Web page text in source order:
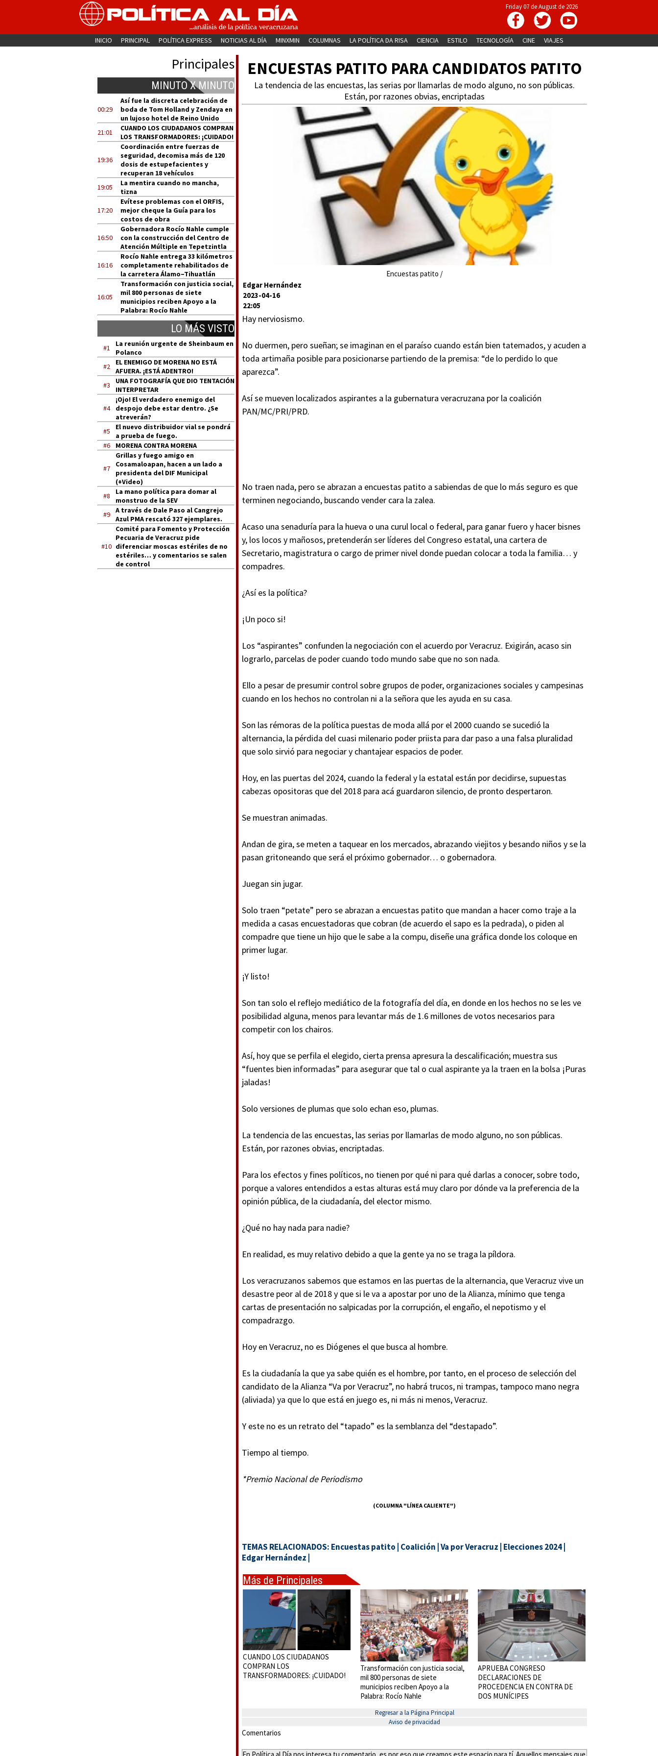
Friday 07 de August de 2026
INICIO PRINCIPAL POLÍTICA EXPRESS NOTICIAS AL DÍA MINXMIN COLUMNAS LA POLÍTICA DA RISA CIENCIA ESTILO TECNOLOGÍA CINE VIAJES
Principales
MINUTO X MINUTO
00:29
Así fue la discreta celebración de
boda de Tom Holland y Zendaya en
un lujoso hotel de Reino Unido
21:01
CUANDO LOS CIUDADANOS COMPRAN
LOS TRANSFORMADORES: ¡CUIDADO!
19:36
Coordinación entre fuerzas de
seguridad, decomisa más de 120
dosis de estupefacientes y
recuperan 18 vehículos
19:05
La mentira cuando no mancha,
tizna
17:20
Evítese problemas con el ORFIS,
mejor cheque la Guía para los
costos de obra
16:50
Gobernadora Rocío Nahle cumple
con la construcción del Centro de
Atención Múltiple en Tepetzintla
16:16
Rocío Nahle entrega 33 kilómetros
completamente rehabilitados de
la carretera Álamo–Tihuatlán
16:05
Transformación con justicia social,
mil 800 personas de siete
municipios reciben Apoyo a la
Palabra: Rocío Nahle
LO MÁS VISTO
#1
La reunión urgente de Sheinbaum en
Polanco
#2
EL ENEMIGO DE MORENA NO ESTÁ
AFUERA. ¡ESTÁ ADENTRO!
#3
UNA FOTOGRAFÍA QUE DIO TENTACIÓN
INTERPRETAR
#4
¡Ojo! El verdadero enemigo del
despojo debe estar dentro. ¿Se
atreverán?
#5
El nuevo distribuidor vial se pondrá
a prueba de fuego.
#6
MORENA CONTRA MORENA
#7
Grillas y fuego amigo en
Cosamaloapan, hacen a un lado a
presidenta del DIF Municipal
(+Video)
#8
La mano política para domar al
monstruo de la SEV
#9
A través de Dale Paso al Cangrejo
Azul PMA rescató 327 ejemplares.
#10
Comité para Fomento y Protección
Pecuaria de Veracruz pide
diferenciar moscas estériles de no
estériles… y comentarios se salen
de control
ENCUESTAS PATITO PARA CANDIDATOS PATITO
La tendencia de las encuestas, las serias por llamarlas de modo alguno, no son públicas.
Están, por razones obvias, encriptadas
Encuestas patito /
Edgar Hernández
2023-04-16
22:05
Hay nerviosismo.
No duermen, pero sueñan; se imaginan en el paraíso cuando están bien tatemados, y acuden a
toda artimaña posible para posicionarse partiendo de la premisa: “de lo perdido lo que
aparezca”.
Así se mueven localizados aspirantes a la gubernatura veracruzana por la coalición
PAN/MC/PRI/PRD.
No traen nada, pero se abrazan a encuestas patito a sabiendas de que lo más seguro es que
terminen negociando, buscando vender cara la zalea.
Acaso una senaduría para la hueva o una curul local o federal, para ganar fuero y hacer bisnes
y, los locos y mañosos, pretenderán ser líderes del Congreso estatal, una cartera de
Secretario, magistratura o cargo de primer nivel donde puedan colocar a toda la familia… y
compadres.
¿Así es la política?
¡Un poco si!
Los “aspirantes” confunden la negociación con el acuerdo por Veracruz. Exigirán, acaso sin
lograrlo, parcelas de poder cuando todo mundo sabe que no son nada.
Ello a pesar de presumir control sobre grupos de poder, organizaciones sociales y campesinas
cuando en los hechos no controlan ni a la señora que les ayuda en su casa.
Son las rémoras de la política puestas de moda allá por el 2000 cuando se sucedió la
alternancia, la pérdida del cuasi milenario poder priista para dar paso a una falsa pluralidad
que solo sirvió para negociar y chantajear espacios de poder.
Hoy, en las puertas del 2024, cuando la federal y la estatal están por decidirse, supuestas
cabezas opositoras que del 2018 para acá guardaron silencio, de pronto despertaron.
Se muestran animadas.
Andan de gira, se meten a taquear en los mercados, abrazando viejitos y besando niños y se la
pasan gritoneando que será el próximo gobernador… o gobernadora.
Juegan sin jugar.
Solo traen “petate” pero se abrazan a encuestas patito que mandan a hacer como traje a la
medida a casas encuestadoras que cobran (de acuerdo el sapo es la pedrada), o piden al
compadre que tiene un hijo que le sabe a la compu, diseñe una gráfica donde los coloque en
primer lugar.
¡Y listo!
Son tan solo el reflejo mediático de la fotografía del día, en donde en los hechos no se les ve
posibilidad alguna, menos para levantar más de 1.6 millones de votos necesarios para
competir con los chairos.
Así, hoy que se perfila el elegido, cierta prensa apresura la descalificación; muestra sus
“fuentes bien informadas” para asegurar que tal o cual aspirante ya la traen en la bolsa ¡Puras
jaladas!
Solo versiones de plumas que solo echan eso, plumas.
La tendencia de las encuestas, las serias por llamarlas de modo alguno, no son públicas.
Están, por razones obvias, encriptadas.
Para los efectos y fines políticos, no tienen por qué ni para qué darlas a conocer, sobre todo,
porque a valores entendidos a estas alturas está muy claro por dónde va la preferencia de la
opinión pública, de la ciudadanía, del elector mismo.
¿Qué no hay nada para nadie?
En realidad, es muy relativo debido a que la gente ya no se traga la píldora.
Los veracruzanos sabemos que estamos en las puertas de la alternancia, que Veracruz vive un
desastre peor al de 2018 y que si le va a apostar por uno de la Alianza, mínimo que tenga
cartas de presentación no salpicadas por la corrupción, el engaño, el nepotismo y el
compadrazgo.
Hoy en Veracruz, no es Diógenes el que busca al hombre.
Es la ciudadanía la que ya sabe quién es el hombre, por tanto, en el proceso de selección del
candidato de la Alianza “Va por Veracruz”, no habrá trucos, ni trampas, tampoco mano negra
(aliviada) ya que lo que está en juego es, ni más ni menos, Veracruz.
Y este no es un retrato del “tapado” es la semblanza del “destapado”.
Tiempo al tiempo.
*Premio Nacional de Periodismo
(COLUMNA "LÍNEA CALIENTE")
TEMAS RELACIONADOS: Encuestas patito Coalición Va por Veracruz Elecciones 2024
Edgar Hernández
Más de Principales
CUANDO LOS CIUDADANOS
COMPRAN LOS
TRANSFORMADORES: ¡CUIDADO!
Transformación con justicia social,
mil 800 personas de siete
municipios reciben Apoyo a la
Palabra: Rocío Nahle
APRUEBA CONGRESO
DECLARACIONES DE
PROCEDENCIA EN CONTRA DE
DOS MUNÍCIPES
Regresar a la Página Principal
Aviso de privacidad
Comentarios